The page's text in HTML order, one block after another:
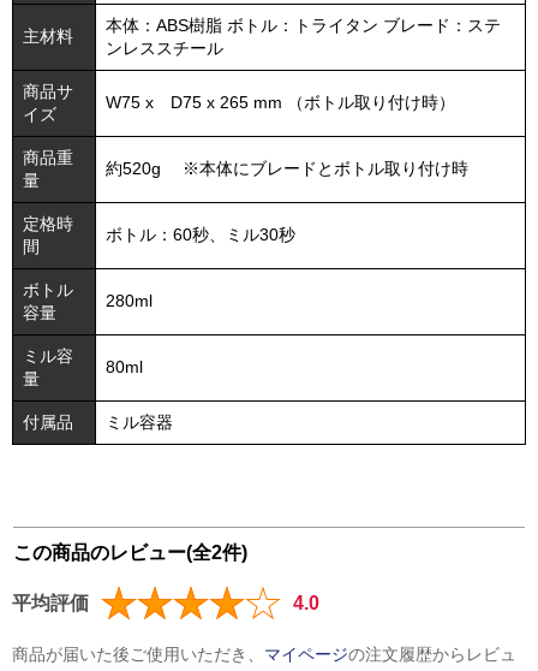
主材料
本体：ABS樹脂 ボトル：トライタン ブレード：ステ
ンレススチール
商品サ
イズ
W75 x D75 x 265 mm （ボトル取り付け時）
商品重
量
約520g ※本体にブレードとボトル取り付け時
定格時
間
ボトル：60秒、ミル30秒
ボトル
容量
280ml
ミル容
量
80ml
付属品 ミル容器
この商品のレビュー(全2件)
平均評価 4.0
商品が届いた後ご使用いただき、 マイページの注文履歴からレビュ